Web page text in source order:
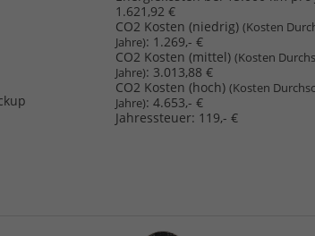
1.621,92 €
CO2 Kosten (niedrig)(Kosten
Jahre): 1.269,- €
CO2 Kosten (mittel)(Kosten
Jahre): 3.013,88 €
CO2 Kosten (hoch)(Kosten
Jahre): 4.653,- €
Jahressteuer: 119,- €